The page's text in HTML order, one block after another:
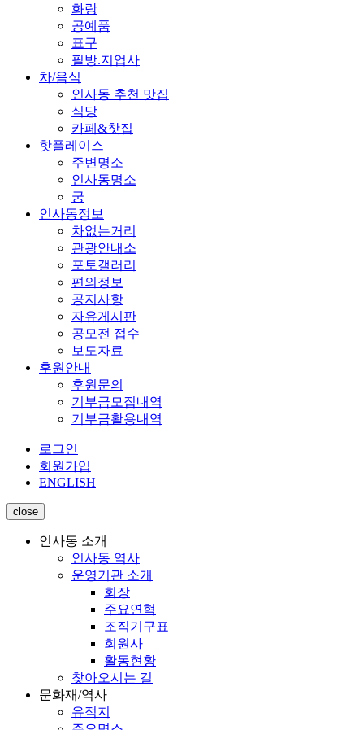
화랑
공예품
표구
필방.지업사
차/음식
인사동 추천 맛집
식당
카페&찻집
핫플레이스
주변명소
인사동명소
궁
인사동정보
차없는거리
관광안내소
포토갤러리
편의정보
공지사항
자유게시판
공모전 접수
보도자료
후원안내
후원문의
기부금모집내역
기부금활용내역
로그인
회원가입
ENGLISH
close
인사동 소개
인사동 역사
운영기관 소개
회장
주요연혁
조직기구표
회원사
활동현황
찾아오시는 길
문화재/역사
유적지